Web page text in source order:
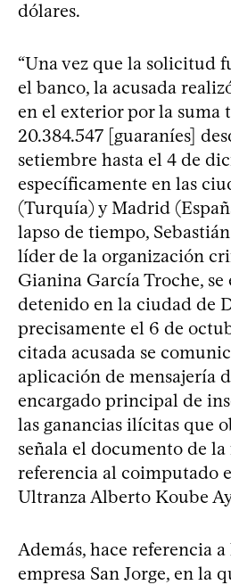
dólares.
“Una vez que la solicitud
el banco, la acusada
en el exterior por la suma
20.384.547 [guaraníes]
setiembre hasta el 4 de
específicamente en las
(Turquía) y Madrid
lapso de tiempo,
líder de la organización
Gianina García Troche,
detenido en la ciudad de
precisamente el 6 de
citada acusada se
aplicación de mensajería
encargado principal de
las ganancias ilícitas que
señala el documento de la
referencia al coimputado
Ultranza Alberto Koube
Además, hace referencia
empresa San Jorge, en la